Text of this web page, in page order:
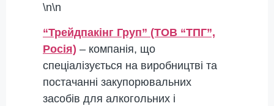
\n\n
“Трейдпакінг Груп” (ТОВ “ТПГ”,
Росія) – компанія, що
спеціалізується на виробництві та
постачанні закупорювальних
засобів для алкогольних і